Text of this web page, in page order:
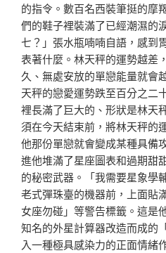
的指令。數百名西裝筆挺的摩
們的鞋子裡裝滿了已經潮濕的
七？」張水瓶喃喃自語，感到
表著什麼。林天秤的運勢越差，
久、無處安放的單戀能量就會
天秤的戀愛運勢跌至百分之二
裡長滿了巨大的、形狀是林天
須在今天結束前，將林天秤的
他那份單戀就會變成某種具備
進他堆滿了星座圖表和過期甜
的秘密武器。「我需要星象學
老式彈珠臺的機器前，上面貼
女座勿碰」等警告標籤。這是
知名的外星計算器改造而成的
入一種極具感染力的正面情緒